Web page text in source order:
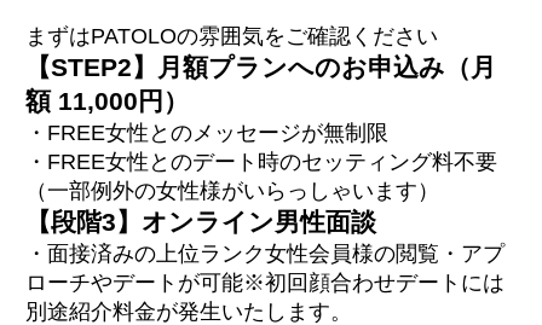
まずはPATOLOの雰囲気をご確認ください
【STEP2】月額プランへのお申込み（月
額 11,000円）
・FREE女性とのメッセージが無制限
・FREE女性とのデート時のセッティング料不要
（一部例外の女性様がいらっしゃいます）
【段階3】オンライン男性面談
・面接済みの上位ランク女性会員様の閲覧・アプ
ローチやデートが可能※初回顔合わせデートには
別途紹介料金が発生いたします。